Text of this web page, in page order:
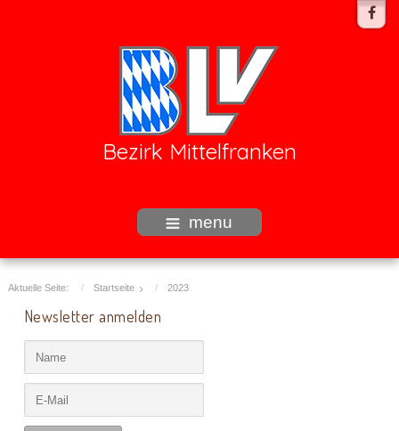
Bezirk Mittelfranken
menu
Aktuelle Seite: Startseite 2023
Newsletter anmelden